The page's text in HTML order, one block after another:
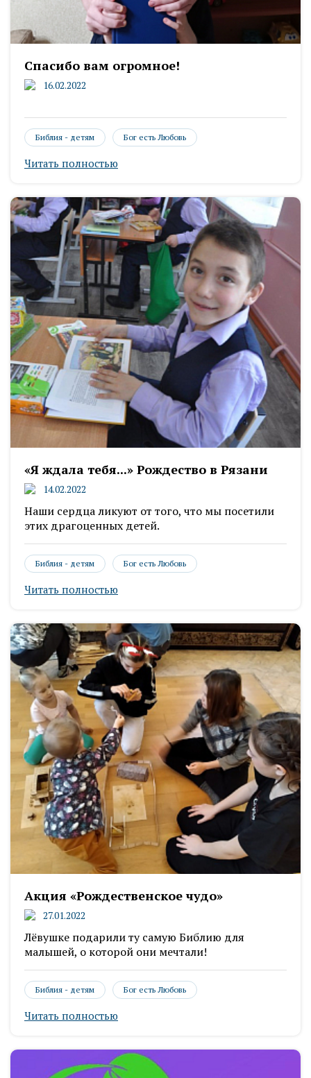
Спасибо вам огромное!
16.02.2022
Библия - детям Бог есть Любовь
Читать полностью
«Я ждала тебя...» Рождество в Рязани
14.02.2022
Наши сердца ликуют от того, что мы посетили
этих драгоценных детей.
Библия - детям Бог есть Любовь
Читать полностью
Акция «Рождественское чудо»
27.01.2022
Лёвушке подарили ту самую Библию для
малышей, о которой они мечтали!
Библия - детям Бог есть Любовь
Читать полностью